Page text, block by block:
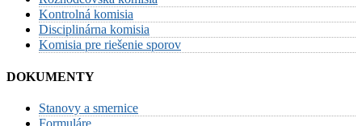
Kontrolná komisia
Disciplinárna komisia
Komisia pre riešenie sporov
DOKUMENTY
Stanovy a smernice